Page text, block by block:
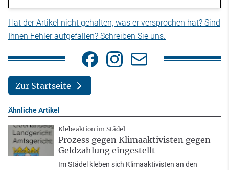
Hat der Artikel nicht gehalten, was er versprochen hat? Sind
Ihnen Fehler aufgefallen? Schreiben Sie uns.
Zur Startseite
Ähnliche Artikel
Klebeaktion im Städel
Prozess gegen Klimaaktivisten gegen
Geldzahlung eingestellt
Im Städel kleben sich Klimaaktivisten an den